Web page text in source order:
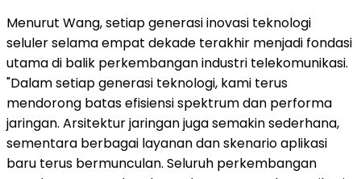
Menurut Wang, setiap generasi inovasi teknologi
seluler selama empat dekade terakhir menjadi fondasi
utama di balik perkembangan industri telekomunikasi.
"Dalam setiap generasi teknologi, kami terus
mendorong batas efisiensi spektrum dan performa
jaringan. Arsitektur jaringan juga semakin sederhana,
sementara berbagai layanan dan skenario aplikasi
baru terus bermunculan. Seluruh perkembangan